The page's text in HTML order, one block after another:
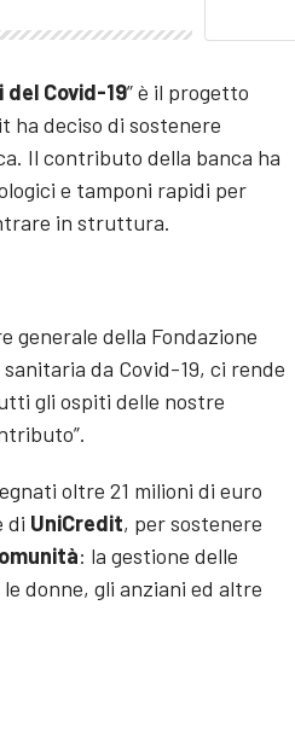
Covid-19” è il progetto
ha deciso di sostenere
Il contributo della banca ha
e tamponi rapidi per
in struttura.
generale della Fondazione
da Covid-19, ci rende
gli ospiti delle nostre
oltre 21 milioni di euro
di UniCredit, per sostenere
: la gestione delle
donne, gli anziani ed altre